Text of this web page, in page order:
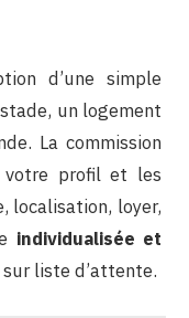
d’une simple
un logement
La commission
votre profil et les
localisation, loyer,
individualisée et
liste d’attente.